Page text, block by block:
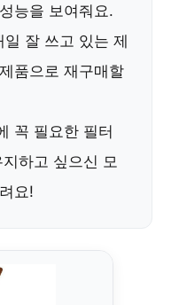
능을 보여줘요.
일 잘 쓰고 있는 제
품으로 재구매할
꼭 필요한 필터
지하고 싶으신 모
요!